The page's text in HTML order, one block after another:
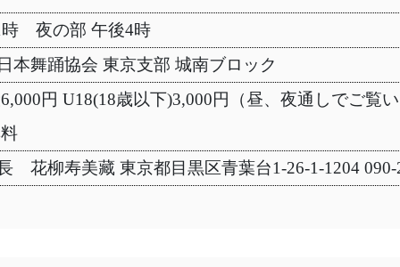
時 夜の部 午後4時
本舞踊協会 東京支部 城南ブロック
円 U18(18歳以下)3,000円（昼、夜通しでご覧
花柳寿美藏 東京都目黒区青葉台1-26-1-1204